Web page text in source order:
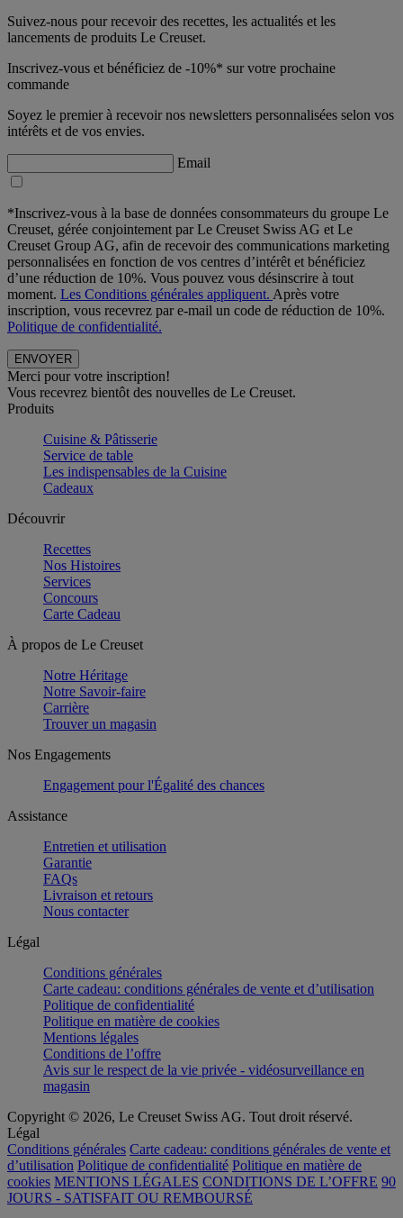
Suivez-nous pour recevoir des recettes, les actualités et les
lancements de produits Le Creuset.
Inscrivez-vous et bénéficiez de -10%* sur votre prochaine
commande
Soyez le premier à recevoir nos newsletters personnalisées selon vos
intérêts et de vos envies.
Email
*Inscrivez-vous à la base de données consommateurs du groupe Le
Creuset, gérée conjointement par Le Creuset Swiss AG et Le
Creuset Group AG, afin de recevoir des communications marketing
personnalisées en fonction de vos centres d’intérêt et bénéficiez
d’une réduction de 10%. Vous pouvez vous désinscrire à tout
moment. Les Conditions générales appliquent. Après votre
inscription, vous recevrez par e-mail un code de réduction de 10%.
Politique de confidentialité.
Merci pour votre inscription!
Vous recevrez bientôt des nouvelles de Le Creuset.
Produits
Cuisine & Pâtisserie
Service de table
Les indispensables de la Cuisine
Cadeaux
Découvrir
Recettes
Nos Histoires
Services
Concours
Carte Cadeau
À propos de Le Creuset
Notre Héritage
Notre Savoir-faire
Carrière
Trouver un magasin
Nos Engagements
Engagement pour l'Égalité des chances
Assistance
Entretien et utilisation
Garantie
FAQs
Livraison et retours
Nous contacter
Légal
Conditions générales
Carte cadeau: conditions générales de vente et d’utilisation
Politique de confidentialité
Politique en matière de cookies
Mentions légales
Conditions de l’offre
Avis sur le respect de la vie privée - vidéosurveillance en
magasin
Copyright © 2026, Le Creuset Swiss AG. Tout droit réservé.
Légal
Conditions générales Carte cadeau: conditions générales de vente et
d’utilisation Politique de confidentialité Politique en matière de
cookies MENTIONS LÉGALES CONDITIONS DE L’OFFRE 90
JOURS - SATISFAIT OU REMBOURSÉ